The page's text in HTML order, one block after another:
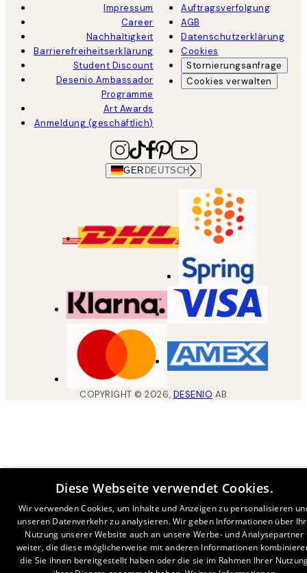
Impressum
Career
Nachhaltigkeit
Barrierefreiheitserklärung
Student Discount
Desenio Ambassador
Programme
Art Awards
Anmeldung (geschäftlich)
Auftragsverfolgung
AGB
Datenschutzerklärung
Cookies
Stornierungsanfrage
Cookies verwalten
GER DEUTSCH
COPYRIGHT ©2026, DESENIO AB
Diese Webseite verwendet Cookies.
Wir verwenden Cookies, um Inhalte und Anzeigen zu personalisieren
unseren Datenverkehr zu analysieren. Wir geben Informationen über
Nutzung unserer Website auch an unsere Werbe- und Analysepartner
weiter, die diese möglicherweise mit anderen Informationen
die Sie ihnen bereitgestellt haben oder die sie im Rahmen Ihrer